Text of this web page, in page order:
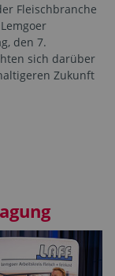
Fleischbranche
den 7.
sich darüber
Zukunft